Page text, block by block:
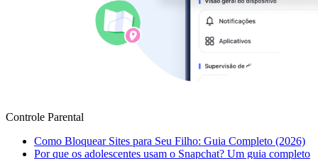
Controle Parental
Como Bloquear Sites para Seu Filho: Guia Completo (2026)
Por que os adolescentes usam o Snapchat? Um guia completo